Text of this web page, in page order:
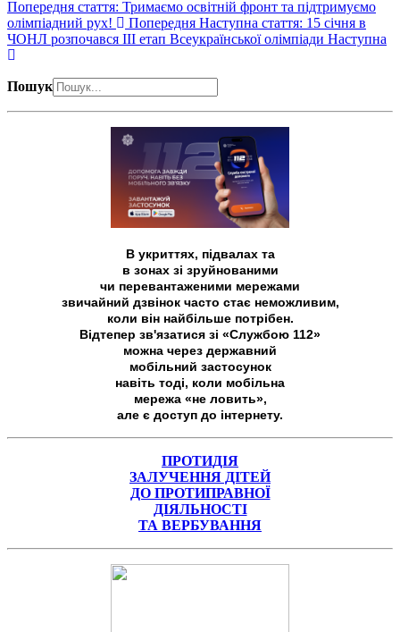
Попередня стаття: Тримаємо освітній фронт та підтримуємо
олімпіадний рух!
Попередня Наступна стаття: 15 січня в
ЧОНЛ розпочався ІІІ етап Всеукраїнської олімпіади Наступна
Пошук
В укриттях, підвалах та
в зонах зі зруйнованими
чи перевантаженими мережами
звичайний дзвінок часто стає неможливим,
коли він найбільше потрібен.
Відтепер зв'язатися зі «Службою 112»
можна через державний
мобільний застосунок
навіть тоді, коли мобільна
мережа «не ловить»,
але є доступ до інтернету.
ПРОТИДІЯ
ЗАЛУЧЕННЯ ДІТЕЙ
ДО ПРОТИПРАВНОЇ
ДІЯЛЬНОСТІ
ТА ВЕРБУВАННЯ